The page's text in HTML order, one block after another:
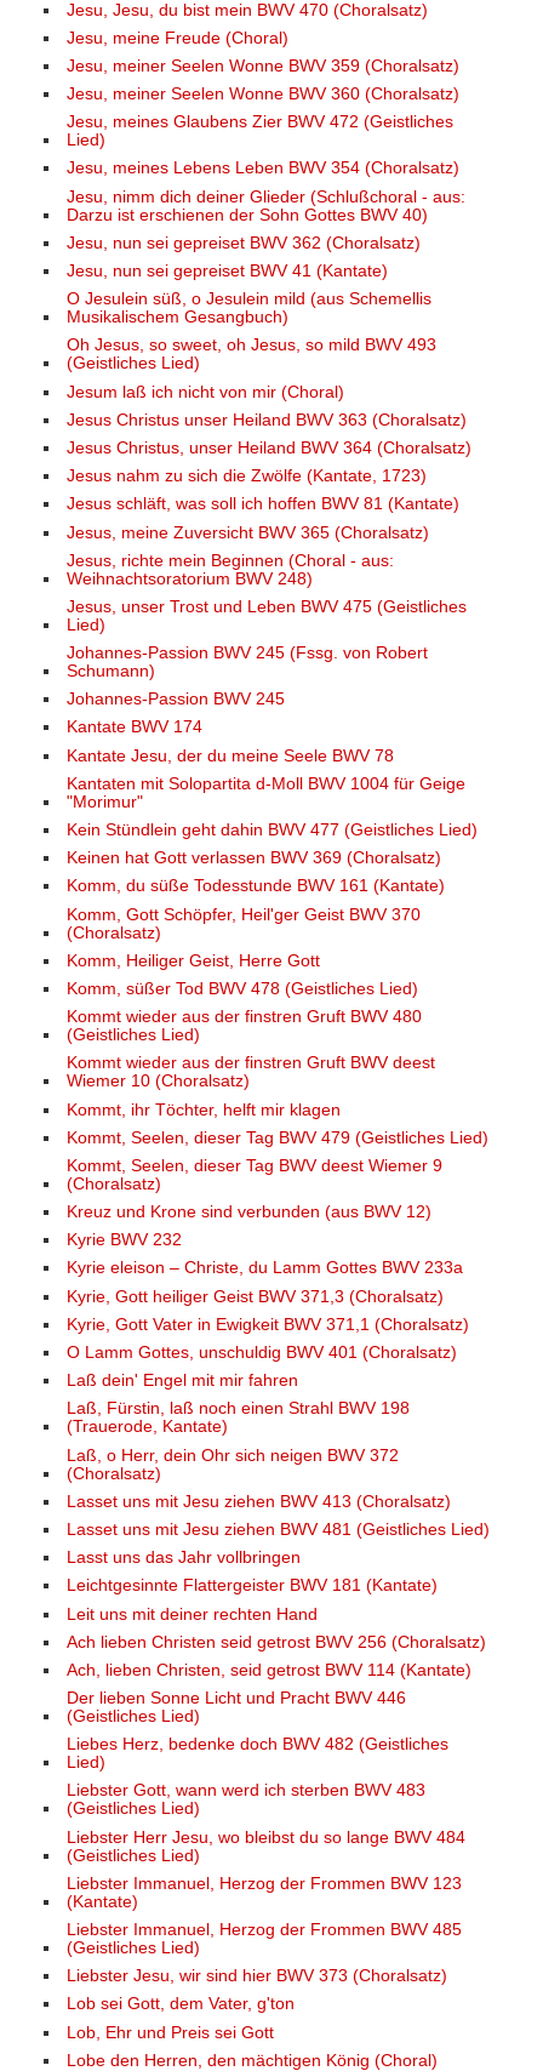
Jesu, Jesu, du bist mein BWV 470 (Choralsatz)
Jesu, meine Freude (Choral)
Jesu, meiner Seelen Wonne BWV 359 (Choralsatz)
Jesu, meiner Seelen Wonne BWV 360 (Choralsatz)
Jesu, meines Glaubens Zier BWV 472 (Geistliches
Lied)
Jesu, meines Lebens Leben BWV 354 (Choralsatz)
Jesu, nimm dich deiner Glieder (Schlußchoral - aus:
Darzu ist erschienen der Sohn Gottes BWV 40)
Jesu, nun sei gepreiset BWV 362 (Choralsatz)
Jesu, nun sei gepreiset BWV 41 (Kantate)
O Jesulein süß, o Jesulein mild (aus Schemellis
Musikalischem Gesangbuch)
Oh Jesus, so sweet, oh Jesus, so mild BWV 493
(Geistliches Lied)
Jesum laß ich nicht von mir (Choral)
Jesus Christus unser Heiland BWV 363 (Choralsatz)
Jesus Christus, unser Heiland BWV 364 (Choralsatz)
Jesus nahm zu sich die Zwölfe (Kantate, 1723)
Jesus schläft, was soll ich hoffen BWV 81 (Kantate)
Jesus, meine Zuversicht BWV 365 (Choralsatz)
Jesus, richte mein Beginnen (Choral - aus:
Weihnachtsoratorium BWV 248)
Jesus, unser Trost und Leben BWV 475 (Geistliches
Lied)
Johannes-Passion BWV 245 (Fssg. von Robert
Schumann)
Johannes-Passion BWV 245
Kantate BWV 174
Kantate Jesu, der du meine Seele BWV 78
Kantaten mit Solopartita d-Moll BWV 1004 für Geige
"Morimur"
Kein Stündlein geht dahin BWV 477 (Geistliches Lied)
Keinen hat Gott verlassen BWV 369 (Choralsatz)
Komm, du süße Todesstunde BWV 161 (Kantate)
Komm, Gott Schöpfer, Heil'ger Geist BWV 370
(Choralsatz)
Komm, Heiliger Geist, Herre Gott
Komm, süßer Tod BWV 478 (Geistliches Lied)
Kommt wieder aus der finstren Gruft BWV 480
(Geistliches Lied)
Kommt wieder aus der finstren Gruft BWV deest
Wiemer 10 (Choralsatz)
Kommt, ihr Töchter, helft mir klagen
Kommt, Seelen, dieser Tag BWV 479 (Geistliches Lied)
Kommt, Seelen, dieser Tag BWV deest Wiemer 9
(Choralsatz)
Kreuz und Krone sind verbunden (aus BWV 12)
Kyrie BWV 232
Kyrie eleison – Christe, du Lamm Gottes BWV 233a
Kyrie, Gott heiliger Geist BWV 371,3 (Choralsatz)
Kyrie, Gott Vater in Ewigkeit BWV 371,1 (Choralsatz)
O Lamm Gottes, unschuldig BWV 401 (Choralsatz)
Laß dein' Engel mit mir fahren
Laß, Fürstin, laß noch einen Strahl BWV 198
(Trauerode, Kantate)
Laß, o Herr, dein Ohr sich neigen BWV 372
(Choralsatz)
Lasset uns mit Jesu ziehen BWV 413 (Choralsatz)
Lasset uns mit Jesu ziehen BWV 481 (Geistliches Lied)
Lasst uns das Jahr vollbringen
Leichtgesinnte Flattergeister BWV 181 (Kantate)
Leit uns mit deiner rechten Hand
Ach lieben Christen seid getrost BWV 256 (Choralsatz)
Ach, lieben Christen, seid getrost BWV 114 (Kantate)
Der lieben Sonne Licht und Pracht BWV 446
(Geistliches Lied)
Liebes Herz, bedenke doch BWV 482 (Geistliches
Lied)
Liebster Gott, wann werd ich sterben BWV 483
(Geistliches Lied)
Liebster Herr Jesu, wo bleibst du so lange BWV 484
(Geistliches Lied)
Liebster Immanuel, Herzog der Frommen BWV 123
(Kantate)
Liebster Immanuel, Herzog der Frommen BWV 485
(Geistliches Lied)
Liebster Jesu, wir sind hier BWV 373 (Choralsatz)
Lob sei Gott, dem Vater, g'ton
Lob, Ehr und Preis sei Gott
Lobe den Herren, den mächtigen König (Choral)